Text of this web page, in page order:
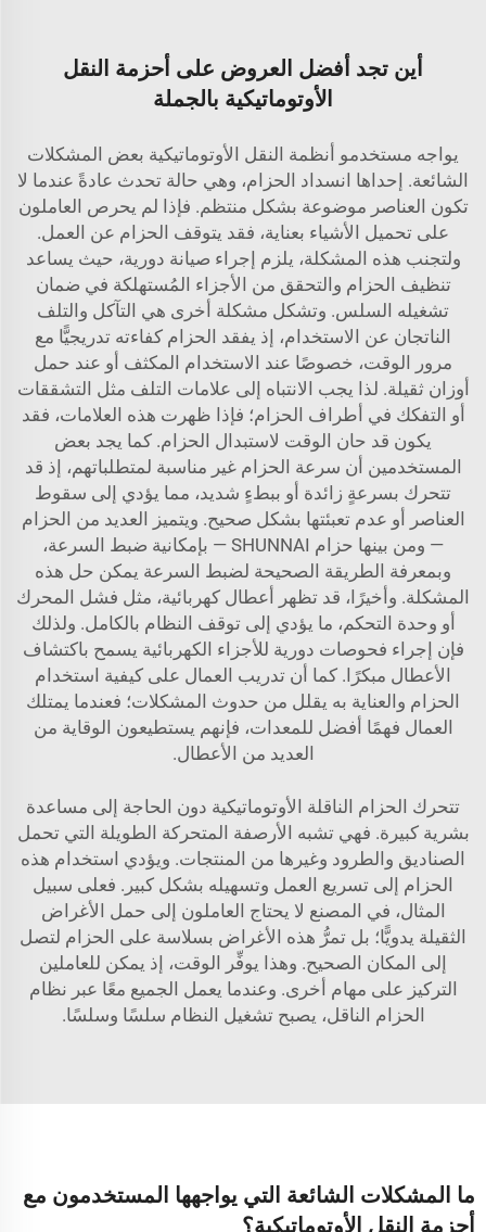
أين تجد أفضل العروض على أحزمة النقل
الأوتوماتيكية بالجملة
يواجه مستخدمو أنظمة النقل الأوتوماتيكية بعض المشكلات
الشائعة. إحداها انسداد الحزام، وهي حالة تحدث عادةً عندما لا
تكون العناصر موضوعة بشكل منتظم. فإذا لم يحرص العاملون
على تحميل الأشياء بعناية، فقد يتوقف الحزام عن العمل.
ولتجنب هذه المشكلة، يلزم إجراء صيانة دورية، حيث يساعد
تنظيف الحزام والتحقق من الأجزاء المُستهلكة في ضمان
تشغيله السلس. وتشكل مشكلة أخرى هي التآكل والتلف
الناتجان عن الاستخدام، إذ يفقد الحزام كفاءته تدريجيًّا مع
مرور الوقت، خصوصًا عند الاستخدام المكثف أو عند حمل
أوزان ثقيلة. لذا يجب الانتباه إلى علامات التلف مثل التشققات
أو التفكك في أطراف الحزام؛ فإذا ظهرت هذه العلامات، فقد
يكون قد حان الوقت لاستبدال الحزام. كما يجد بعض
المستخدمين أن سرعة الحزام غير مناسبة لمتطلباتهم، إذ قد
تتحرك بسرعةٍ زائدة أو ببطءٍ شديد، مما يؤدي إلى سقوط
العناصر أو عدم تعبئتها بشكل صحيح. ويتميز العديد من الحزام
— ومن بينها حزام SHUNNAI — بإمكانية ضبط السرعة،
وبمعرفة الطريقة الصحيحة لضبط السرعة يمكن حل هذه
المشكلة. وأخيرًا، قد تظهر أعطال كهربائية، مثل فشل المحرك
أو وحدة التحكم، ما يؤدي إلى توقف النظام بالكامل. ولذلك
فإن إجراء فحوصات دورية للأجزاء الكهربائية يسمح باكتشاف
الأعطال مبكرًا. كما أن تدريب العمال على كيفية استخدام
الحزام والعناية به يقلل من حدوث المشكلات؛ فعندما يمتلك
العمال فهمًا أفضل للمعدات، فإنهم يستطيعون الوقاية من
العديد من الأعطال.
تتحرك الحزام الناقلة الأوتوماتيكية دون الحاجة إلى مساعدة
بشرية كبيرة. فهي تشبه الأرصفة المتحركة الطويلة التي تحمل
الصناديق والطرود وغيرها من المنتجات. ويؤدي استخدام هذه
الحزام إلى تسريع العمل وتسهيله بشكل كبير. فعلى سبيل
المثال، في المصنع لا يحتاج العاملون إلى حمل الأغراض
الثقيلة يدويًّا؛ بل تمرُّ هذه الأغراض بسلاسة على الحزام لتصل
إلى المكان الصحيح. وهذا يوفِّر الوقت، إذ يمكن للعاملين
التركيز على مهام أخرى. وعندما يعمل الجميع معًا عبر نظام
الحزام الناقل، يصبح تشغيل النظام سلسًا وسلسًا.
ما المشكلات الشائعة التي يواجهها المستخدمون مع
أحزمة النقل الأوتوماتيكية؟